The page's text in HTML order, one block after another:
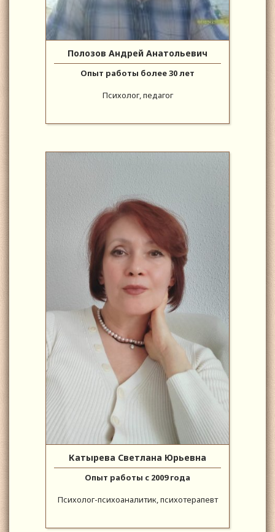
Полозов Андрей Анатольевич
Опыт работы более 30 лет
Психолог, педагог
Катырева Светлана Юрьевна
Опыт работы с 2009 года
Психолог-психоаналитик, психотерапевт